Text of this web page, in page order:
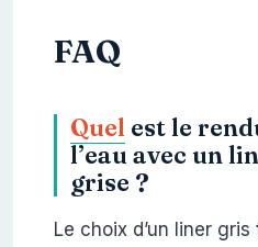
FAQ
Quel est le
l’eau avec un
grise ?
Le choix d’un liner gris